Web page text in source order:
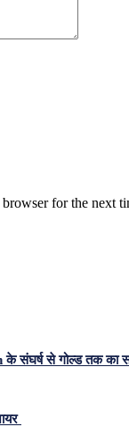
for the next
संघर्ष से गोल्ड तक का